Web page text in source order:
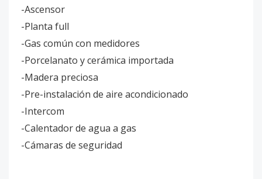
-Ascensor
-Planta full
-Gas común con medidores
-Porcelanato y cerámica importada
-Madera preciosa
-Pre-instalación de aire acondicionado
-Intercom
-Calentador de agua a gas
-Cámaras de seguridad